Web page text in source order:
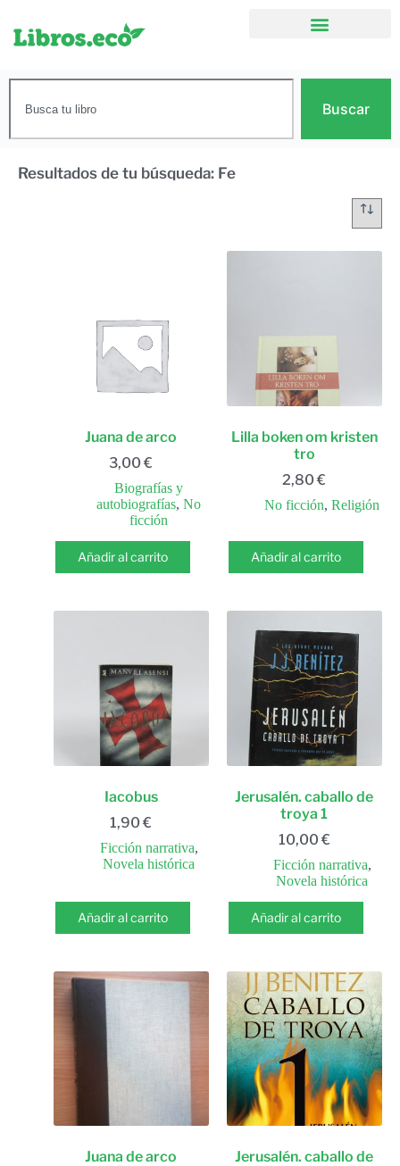
Buscar
Resultados de tu búsqueda: Fe
Juana de arco
3,00€
Biografías y
autobiografías,No
ficción
Añadir al carrito
Lilla boken om kristen
tro
2,80€
No ficción,Religión
Añadir al carrito
Iacobus
1,90€
Ficción narrativa,
Novela histórica
Añadir al carrito
Jerusalén. caballo de
troya 1
10,00 €
Ficción narrativa,
Novela histórica
Añadir al carrito
Juana de arco
Jerusalén. caballo de